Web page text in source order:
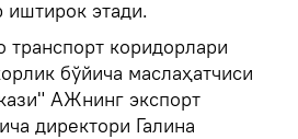
иштирок этади.
транспорт коридорлари
бўйича маслаҳатчиси
АЖнинг экспорт
директори Галина